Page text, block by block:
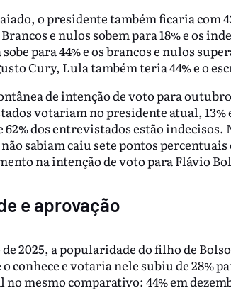
o presidente também ficaria com
e nulos sobem para 18% e os
para 44% e os brancos e nulos
Cury, Lula também teria 44% e o
de intenção de voto para
votariam no presidente atual, 13%
dos entrevistados estão
sabiam caiu sete pontos
na intenção de voto para Flávio
e aprovação
de 2025, a popularidade do filho de
conhece e votaria nele subiu de 28%
mesmo comparativo: 44% em